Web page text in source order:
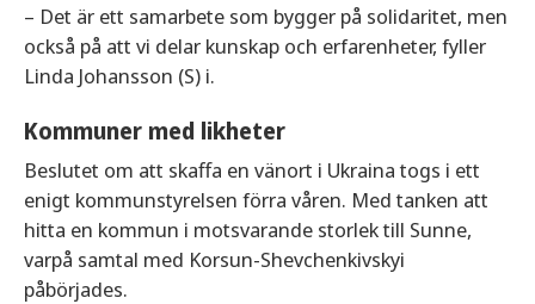
– Det är ett samarbete som bygger på solidaritet, men
också på att vi delar kunskap och erfarenheter, fyller
Linda Johansson (S) i.
Kommuner med likheter
Beslutet om att skaffa en vänort i Ukraina togs i ett
enigt kommunstyrelsen förra våren. Med tanken att
hitta en kommun i motsvarande storlek till Sunne,
varpå samtal med Korsun-Shevchenkivskyi
påbörjades.